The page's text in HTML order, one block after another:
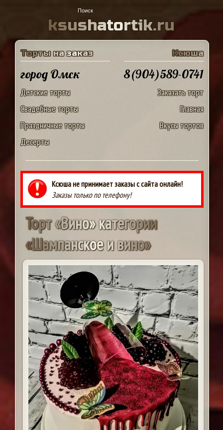
ksushatortik.ru
Торты на заказ
город Омск
Детские торты
Свадебные торты
Праздничные торты
Десерты
Ксюша
8(904)589-0741
Заказать торт
Главная
Вкусы тортов
Ксюша не принимает заказы с сайта онлайн!
Заказы только по телефону!
Торт«Вино»категории
«Шампанскоеивино»